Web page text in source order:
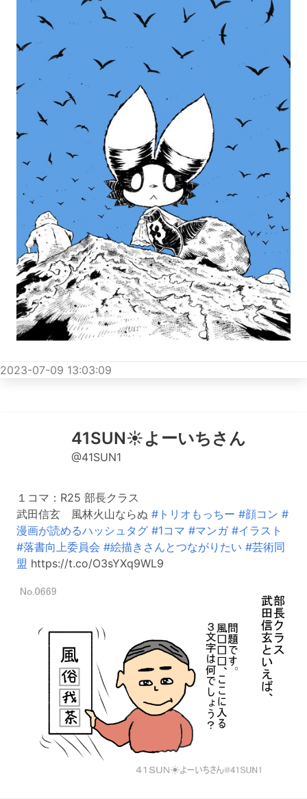
2023-07-09 13:03:09
41SUN☀️よーいちさん
@41SUN1
１コマ：R25 部長クラス
武田信玄 風林火山ならぬ #トリオもっちー #顔コン #
漫画が読めるハッシュタグ #1コマ #マンガ #イラスト
#落書向上委員会 #絵描きさんとつながりたい #芸術同
盟 https://t.co/O3sYXq9WL9